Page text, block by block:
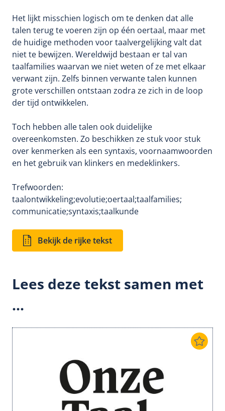
Het lijkt misschien logisch om te denken dat alle
talen terug te voeren zijn op één oertaal, maar met
de huidige methoden voor taalvergelijking valt dat
niet te bewijzen. Wereldwijd bestaan er tal van
taalfamilies waarvan we niet weten of ze met elkaar
verwant zijn. Zelfs binnen verwante talen kunnen
grote verschillen ontstaan zodra ze zich in de loop
der tijd ontwikkelen.
Toch hebben alle talen ook duidelijke
overeenkomsten. Zo beschikken ze stuk voor stuk
over kenmerken als een syntaxis, voornaamwoorden
en het gebruik van klinkers en medeklinkers.
Trefwoorden:
taalontwikkeling;evolutie;oertaal;taalfamilies;
communicatie;syntaxis;taalkunde
Bekijk de rijke tekst
Lees deze tekst samen met
...